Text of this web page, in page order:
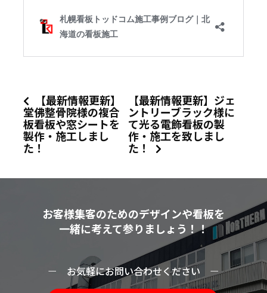
【最新情報更新】
堂佛整骨院様の複合
板看板や窓シートを
製作・施工しまし
た！
【最新情報更新】ジェ
ントリーブラック様に
て光る電飾看板の製
作・施工を致しまし
た！
お客様集客のためのデザインや看板を
一緒に考えて参りましょう！！
ー お気軽にお問い合わせください ー